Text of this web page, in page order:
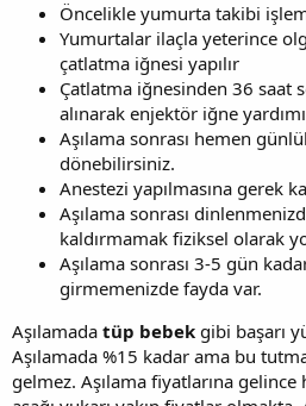
Öncelikle yumurta takibi
Yumurtalar ilaçla yeterince
çatlatma iğnesi yapılır
Çatlatma iğnesinden 36 saat
alınarak enjektör iğne
Aşılama sonrası hemen
dönebilirsiniz.
Anestezi yapılmasına gerek
Aşılama sonrası
kaldırmamak fiziksel olarak
Aşılama sonrası 3-5 gün
girmemenizde fayda var.
Aşılamada tüp bebek gibi başarı
Aşılamada %15 kadar ama bu
gelmez. Aşılama fiyatlarına